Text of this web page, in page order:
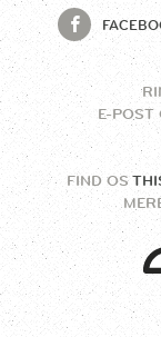
E-POST
FIND OS